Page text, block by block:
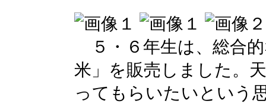
５・６年生は、総合
米」を販売しました。
ってもらいたいという